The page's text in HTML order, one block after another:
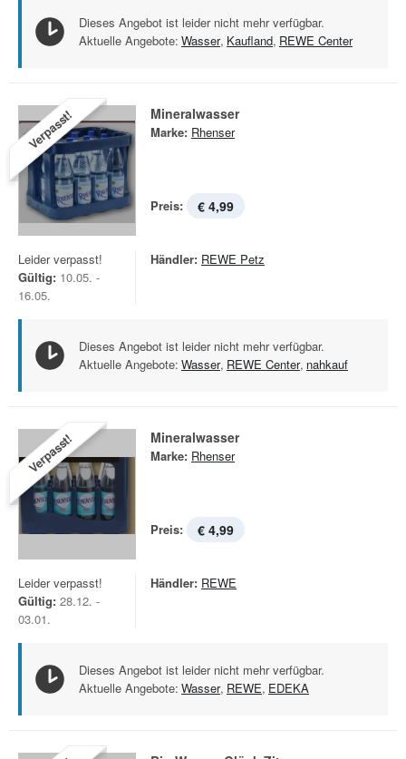
Dieses Angebot ist leider nicht mehr verfügbar.
Aktuelle Angebote: Wasser, Kaufland, REWE Center
Verpasst! Mineralwasser
Marke: Rhenser
Preis: € 4,99
Leider verpasst!
Gültig: 10.05. -
16.05.
Händler: REWE Petz
Dieses Angebot ist leider nicht mehr verfügbar.
Aktuelle Angebote: Wasser, REWE Center, nahkauf
Verpasst! Mineralwasser
Marke: Rhenser
Preis: € 4,99
Leider verpasst!
Gültig: 28.12. -
03.01.
Händler: REWE
Dieses Angebot ist leider nicht mehr verfügbar.
Aktuelle Angebote: Wasser, REWE, EDEKA